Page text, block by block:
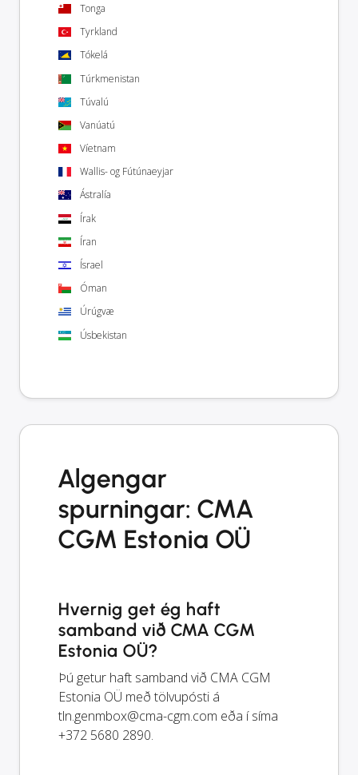
Tonga
Tyrkland
Tókelá
Túrkmenistan
Túvalú
Vanúatú
Víetnam
Wallis- og Fútúnaeyjar
Ástralía
Írak
Íran
Ísrael
Óman
Úrúgvæ
Úsbekistan
Algengar
spurningar: CMA
CGM Estonia OÜ
Hvernig get ég haft
samband við CMA CGM
Estonia OÜ?
Þú getur haft samband við CMA CGM
Estonia OÜ með tölvupósti á
tln.genmbox@cma-cgm.com eða í síma
+372 5680 2890.